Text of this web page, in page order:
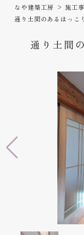
なや建築工房 施工
通り土間のあるほっこ
通り土間